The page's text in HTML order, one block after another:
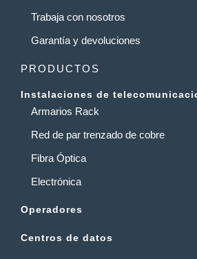
Trabaja con nosotros
Garantía y devoluciones
PRODUCTOS
Instalaciones de
Armarios Rack
Red de par trenzado de cobre
Fibra Óptica
Electrónica
Operadores
Centros de datos